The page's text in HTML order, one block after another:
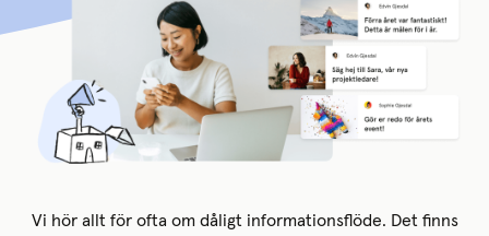
Vi hör allt för ofta om dåligt informationsflöde. Det finns